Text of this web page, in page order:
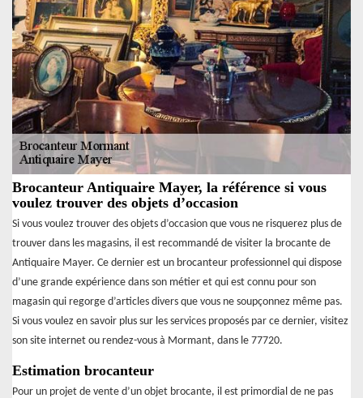
Brocanteur Antiquaire Mayer, la référence si vous
voulez trouver des objets d’occasion
Si vous voulez trouver des objets d’occasion que vous ne risquerez plus de
trouver dans les magasins, il est recommandé de visiter la brocante de
Antiquaire Mayer. Ce dernier est un brocanteur professionnel qui dispose
d’une grande expérience dans son métier et qui est connu pour son
magasin qui regorge d’articles divers que vous ne soupçonnez même pas.
Si vous voulez en savoir plus sur les services proposés par ce dernier, visitez
son site internet ou rendez-vous à Mormant, dans le 77720.
Estimation brocanteur
Pour un projet de vente d’un objet brocante, il est primordial de ne pas